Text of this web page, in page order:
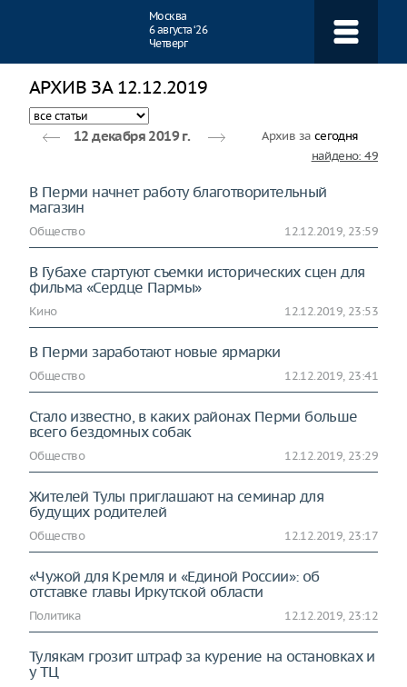
Москва
6 августа ‘26
Четверг
АРХИВ ЗА 12.12.2019
12 декабря 2019 г. Архив за сегодня
найдено: 49
В Перми начнет работу благотворительный
магазин
Общество 12.12.2019, 23:59
В Губахе стартуют съемки исторических сцен для
фильма «Сердце Пармы»
Кино 12.12.2019, 23:53
В Перми заработают новые ярмарки
Общество 12.12.2019, 23:41
Стало известно, в каких районах Перми больше
всего бездомных собак
Общество 12.12.2019, 23:29
Жителей Тулы приглашают на семинар для
будущих родителей
Общество 12.12.2019, 23:17
«Чужой для Кремля и «Единой России»: об
отставке главы Иркутской области
Политика 12.12.2019, 23:12
Тулякам грозит штраф за курение на остановках и
у ТЦ